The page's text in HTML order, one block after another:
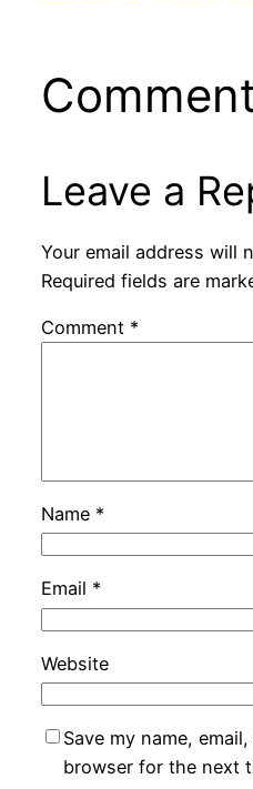
Leave a
Your email address will
Required fields are
Comment *
Name *
Email *
Website
Save my name,
browser for the next